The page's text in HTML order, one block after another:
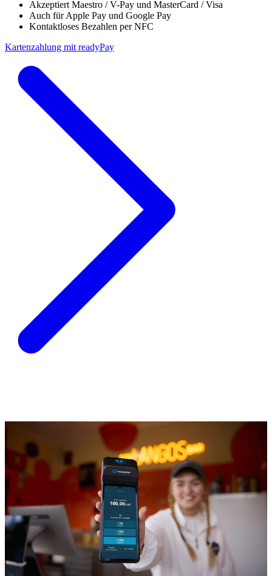
Akzeptiert Maestro / V-Pay und MasterCard / Visa
Auch für Apple Pay und Google Pay
Kontaktloses Bezahlen per NFC
Kartenzahlung mit readyPay